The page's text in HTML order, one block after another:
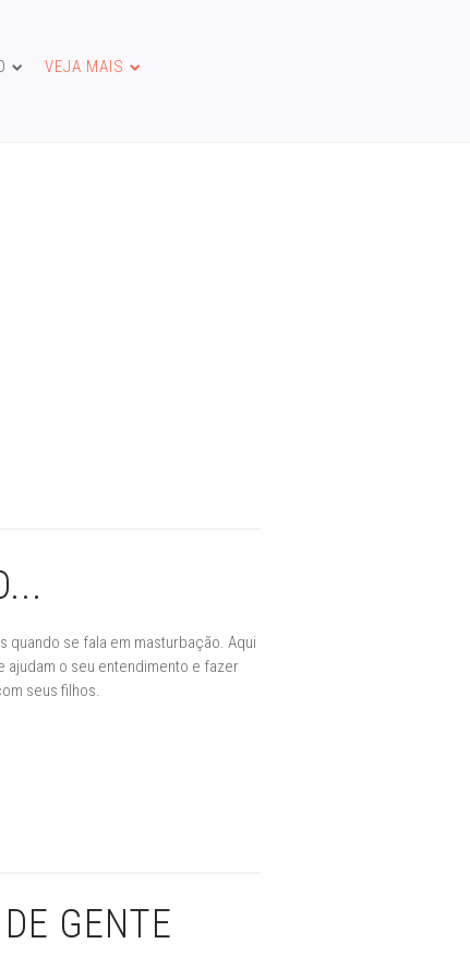
VEJA MAIS
quando se fala em masturbação. Aqui
ajudam o seu entendimento e fazer
seus filhos.
GENTE